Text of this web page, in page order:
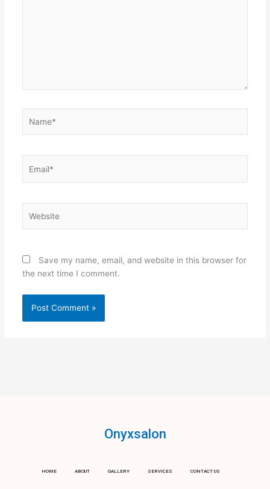
Save my name, email, and website in this browser for
the next time I comment.
Onyxsalon
HOME ABOUT GALLERY SERVICES CONTACT US